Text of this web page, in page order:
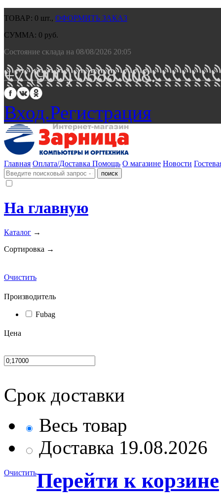
ТОВАР: 0 шт., ОФОРМИТЬ ЗАКАЗ
СУММА: 0 руб.
Состояние склада на 08/08/2026 20:05
+7 (900) 0688 008.
Вход.Регистрация
Главная Оплата/Доставка Помощь О магазине Новости
На главную
Каталог →
Сортировка →
Очистить
Производитель
Fubag
Цена
Срок доставки
Весь товар
Доставка 19.08.2026
ОчиститьПерейти к корзине